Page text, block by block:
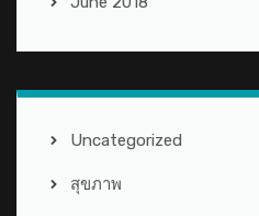
Uncategorized
สุขภาพ